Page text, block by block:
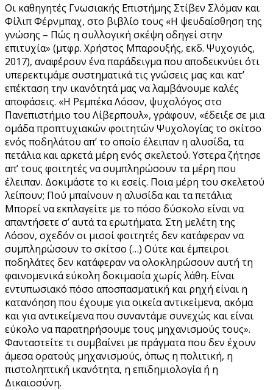
Οι καθηγητές Γνωσιακής Επιστήμης Στίβεν Σλόμαν και
Φίλιπ Φέρνμπαχ, στο βιβλίο τους «Η ψευδαίσθηση της
γνώσης – Πώς η συλλογική σκέψη οδηγεί στην
επιτυχία» (μτφρ. Χρήστος Μπαρουξής, εκδ. Ψυχογιός,
2017), αναφέρουν ένα παράδειγμα που αποδεικνύει ότι
υπερεκτιμάμε συστηματικά τις γνώσεις μας και κατ’
επέκταση την ικανότητά μας να λαμβάνουμε καλές
αποφάσεις. «Η Ρεμπέκα Λόσον, ψυχολόγος στο
Πανεπιστήμιο του Λίβερπουλ», γράφουν, «έδειξε σε μια
ομάδα προπτυχιακών φοιτητών Ψυχολογίας το σκίτσο
ενός ποδηλάτου απ’ το οποίο έλειπαν η αλυσίδα, τα
πετάλια και αρκετά μέρη ενός σκελετού. Υστερα ζήτησε
απ’ τους φοιτητές να συμπληρώσουν τα μέρη που
έλειπαν. Δοκιμάστε το κι εσείς. Ποια μέρη του σκελετού
λείπουν; Πού μπαίνουν η αλυσίδα και τα πετάλια;
Μπορεί να εκπλαγείτε με το πόσο δύσκολο είναι να
απαντήσετε σ’ αυτά τα ερωτήματα. Στη μελέτη της
Λόσον, σχεδόν οι μισοί φοιτητές δεν κατάφεραν να
συμπληρώσουν το σκίτσο (…) Ούτε και έμπειροι
ποδηλάτες δεν κατάφεραν να ολοκληρώσουν αυτή τη
φαινομενικά εύκολη δοκιμασία χωρίς λάθη. Είναι
εντυπωσιακό πόσο αποσπασματική και ρηχή είναι η
κατανόηση που έχουμε για οικεία αντικείμενα, ακόμα
και για αντικείμενα που συναντάμε συνεχώς και είναι
εύκολο να παρατηρήσουμε τους μηχανισμούς τους».
Φανταστείτε τι συμβαίνει με πράγματα που δεν έχουν
άμεσα ορατούς μηχανισμούς, όπως η πολιτική, η
πιστοληπτική ικανότητα, η επιδημιολογία ή η
Δικαιοσύνη.